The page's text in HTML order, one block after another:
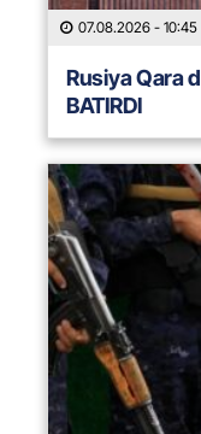
07.08.2026 - 10:45
Rusiya Qara
BATIRDI